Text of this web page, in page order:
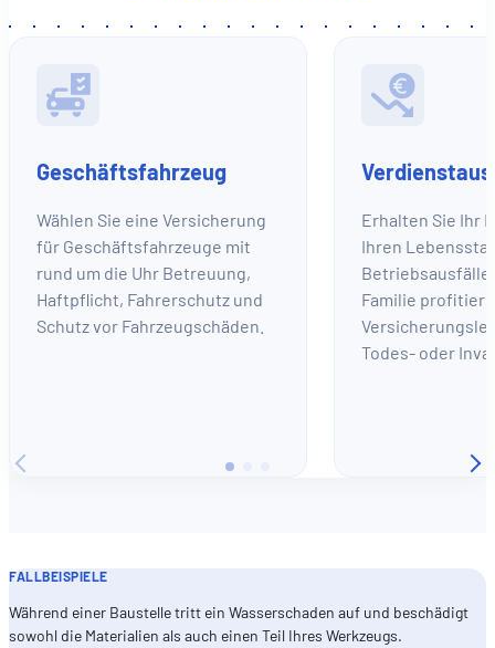
Geschäftsfahrzeug
Wählen Sie eine Versicherung
für Geschäftsfahrzeuge mit
rund um die Uhr Betreuung,
Haftpflicht, Fahrerschutz und
Schutz vor Fahrzeugschäden.
Erhalten Sie Ihr
Ihren
Familie
Todes- oder
FALLBEISPIELE
Während einer Baustelle tritt ein Wasserschaden auf und beschädigt
sowohl die Materialien als auch einen Teil Ihres Werkzeugs.